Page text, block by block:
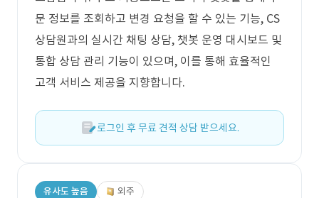
문 정보를 조회하고 변경 요청을 할 수 있는 기능, CS
상담원과의 실시간 채팅 상담, 챗봇 운영 대시보드 및
통합 상담 관리 기능이 있으며, 이를 통해 효율적인
고객 서비스 제공을 지향합니다.
로그인 후 무료 견적 상담 받으세요.
유사도 높음 외주